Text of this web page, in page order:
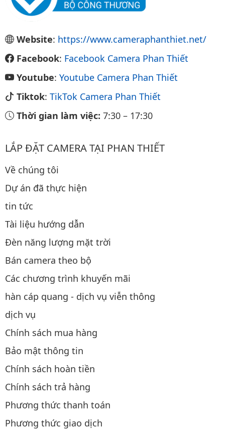
Website: https://www.cameraphanthiet.net/
Facebook: Facebook Camera Phan Thiết
Youtube: Youtube Camera Phan Thiết
Tiktok: TikTok Camera Phan Thiết
Thời gian làm việc: 7:30 – 17:30
LẮP ĐẶT CAMERA TẠI PHAN THIẾT
Về chúng tôi
Dự án đã thực hiện
tin tức
Tài liệu hướng dẫn
Đèn năng lượng mặt trời
Bán camera theo bộ
Các chương trình khuyến mãi
hàn cáp quang - dịch vụ viễn thông
dịch vụ
Chính sách mua hàng
Bảo mật thông tin
Chính sách hoàn tiền
Chính sách trả hàng
Phương thức thanh toán
Phương thức giao dịch